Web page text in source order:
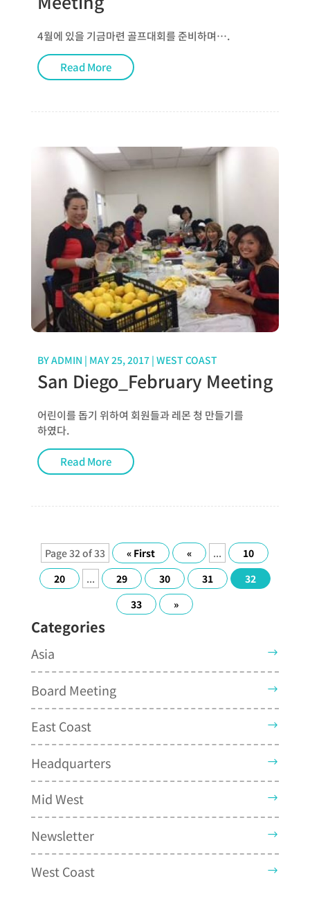
4월에 있을 기금마련 골프대회를 준비하며….
Read More
BYADMIN | MAY 25, 2017| WEST COAST
San Diego_February Meeting
어린이를 돕기 위하여 회원들과 레몬 청 만들기를
하였다.
Read More
Page 32 of 33 « First « ...
10
20
... 29 30 31
32
33
»
Categories
Asia
Board Meeting
East Coast
Headquarters
Mid West
Newsletter
West Coast